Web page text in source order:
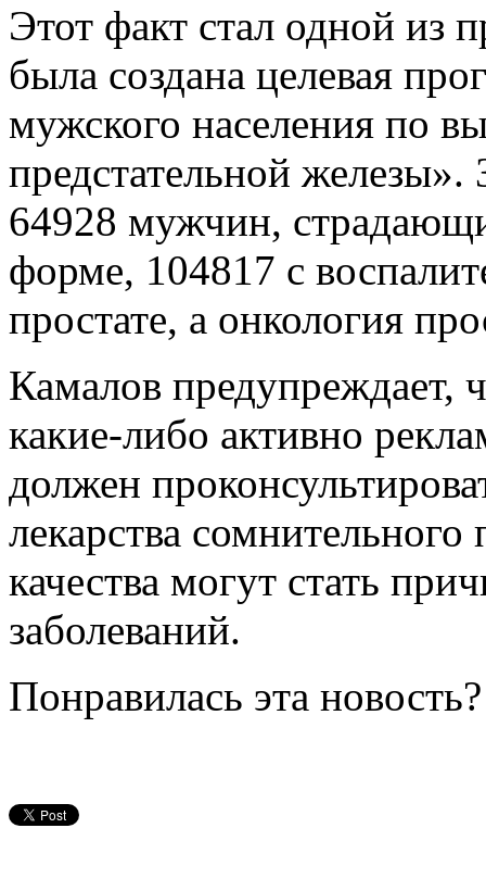
Этот факт стал одной из
была создана целевая
мужского населения по
предстательной
64928 мужчин,
форме, 104817 с
простате, а онкология
Камалов предупреждает,
какие-либо активно
должен
лекарства
качества могут стать
заболеваний.
Понравилась эта